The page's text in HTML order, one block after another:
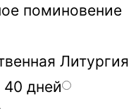
поминовение
Литургия
дней